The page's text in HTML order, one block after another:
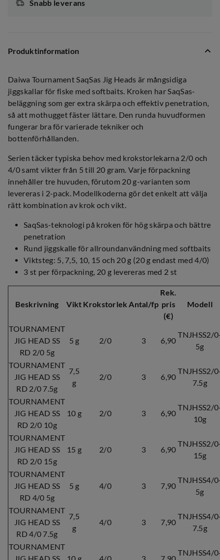
Snabb leverans
Produktinformation
Daiwa Tournament SaqSas Jig Heads är mångsidiga
jiggskallar för fiske med softbaits. Kroken har SaqSas-
beläggning som ger extra skärpa och effektiv penetration,
så att mothugget fäster lättare. Den runda huvudformen
fungerar bra för varierade tekniker och
bottenförhållanden.
Serien täcker typiska behov med krokstorlekarna 2/0 och
4/0 samt vikter från 5 till 20 gram. Varje förpackning
innehåller tre huvuden, förutom 20 g-varianten som
levereras i 2-pack. Modellkoderna gör det enkelt att välja
rätt kombination av krok och vikt.
SaqSas-teknologi på kroken för hög skärpa och bättre
penetration
Rund jiggskalle för allroundanvändning med softbaits
Viktsteg: 5, 7,5, 10, 15 och 20 g (20 g endast med 4/0)
3 st per förpackning, 20 g levereras med 2 st
Beskrivning Vikt Krokstorlek Antal/fp
Rek.
pris
(€)
Modell
TOURNAMENT
JIG HEAD SS
RD 2/0 5g
5 g 2/0 3 6,90
TNJHSS2/
5g
TOURNAMENT
JIG HEAD SS
RD 2/0 7.5g
7,5
g
2/0 3 6,90
TNJHSS2/
7.5g
TOURNAMENT
JIG HEAD SS
RD 2/0 10g
10 g 2/0 3 6,90
TNJHSS2/
10g
TOURNAMENT
JIG HEAD SS
RD 2/0 15g
15 g 2/0 3 6,90
TNJHSS2/
15g
TOURNAMENT
JIG HEAD SS
RD 4/0 5g
5 g 4/0 3 7,90
TNJHSS4/
5g
TOURNAMENT
JIG HEAD SS
RD 4/0 7.5g
7,5
g
4/0 3 7,90
TNJHSS4/
7.5g
TOURNAMENT
TNJHSS4/